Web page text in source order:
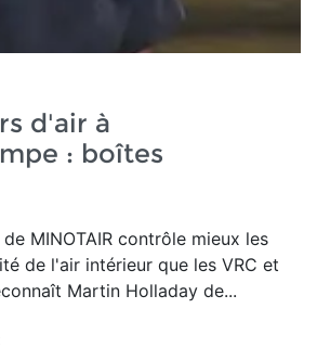
d'air à
: boîtes
MINOTAIR contrôle mieux les
de l'air intérieur que les VRC et
Martin Holladay de...